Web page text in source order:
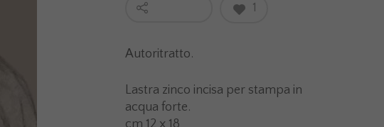
1
Autoritratto.
Lastra zinco incisa per stampa in
acqua forte.
cm 12 x 18